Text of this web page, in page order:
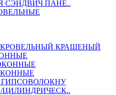
СЭНДВИЧ ПАНЕ..
КРАШЕНЫЙ